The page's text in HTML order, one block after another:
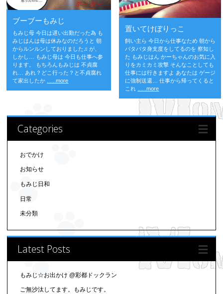
ブーブーもみじ
もみじ母 今日は遅い出勤だった為 も
みじはんは母は休みなのだろうと 朝
からルンルンしておりました♫ が、
しかし… もみじ母は 今日も仕事へ参
ります。 もちろんもみじは 不貞腐
れ… あれ？どこ行った？と不貞腐れ
て家出したか
......more
置いてけぼりっこ
飼い主ら 今日から仕事なため 朝から
バタバタ身支度をしてるのを 察知し
た もみじはん かーちゃんのお気に入
りをカミカミ攻撃 そんなことしても
仕事には行きますよ あなたは ゲージ
に強制送還… 仕事から帰ってくると
これ
......more
Categories
おでかけ
お知らせ
もみじ日和
日常
未分類
Latest Posts
もみじ☆お出かけ @彩都ドックラン
ご無沙汰してます。もみじです。